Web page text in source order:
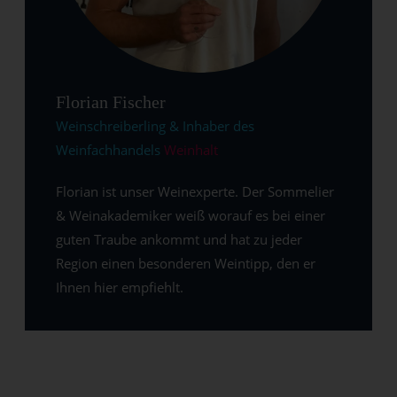
Florian Fischer
Weinschreiberling & Inhaber des
WeinfachhandelsWeinhalt
Florian ist unser Weinexperte. Der Sommelier
& Weinakademiker weiß worauf es bei einer
guten Traube ankommt und hat zu jeder
Region einen besonderen Weintipp, den er
Ihnen hier empfiehlt.